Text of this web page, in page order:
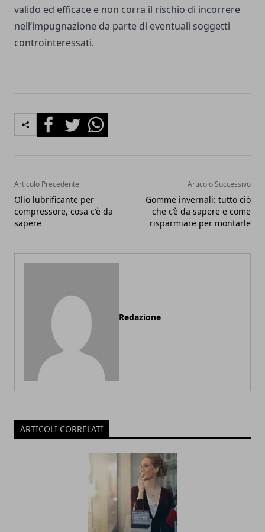
valido ed efficace e non corra il rischio di incorrere
nell’impugnazione da parte di eventuali soggetti
controinteressati.
FacebookTwitterWhatsapp
Articolo Precedente
Olio lubrificante per
compressore, cosa c'è da
sapere
Articolo Successivo
Gomme invernali: tutto ciò
che c’è da sapere e come
risparmiare per montarle
Redazione
ARTICOLI CORRELATI